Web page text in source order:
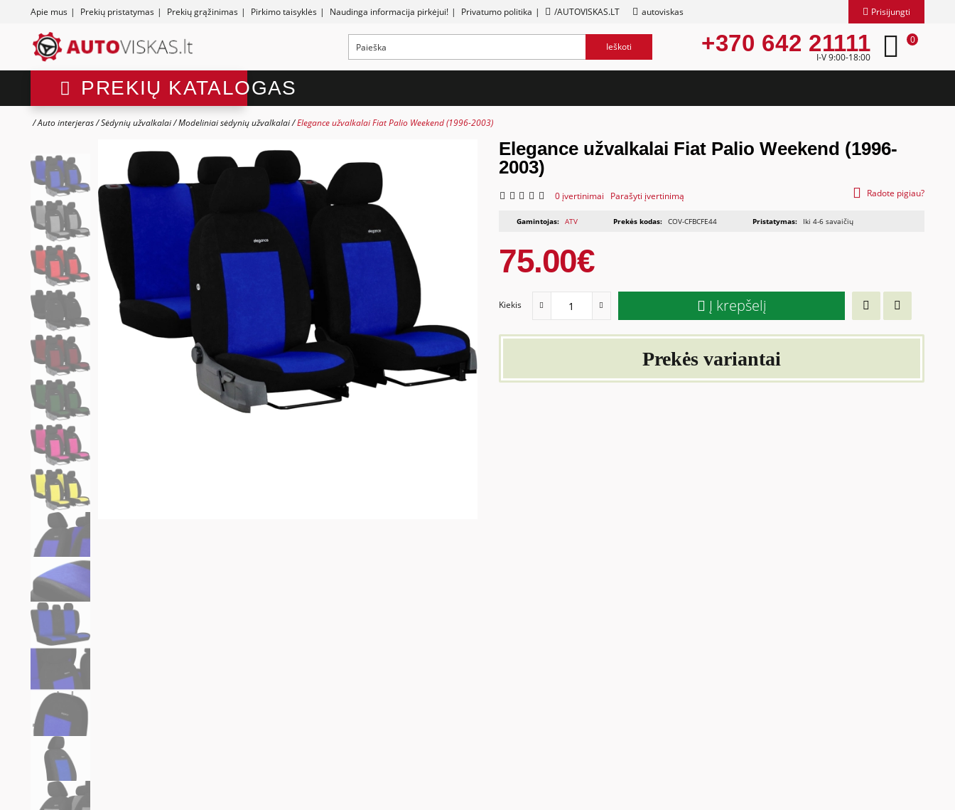
Apie mus | Prekių pristatymas | Prekių grąžinimas | Pirkimo taisyklės | Naudinga informacija pirkėjui! | Privatumo politika | /AUTOVISKAS.LT autoviskas Prisijungti
Ieškoti +370 642 21111
I-V 9:00-18:00
0
PREKIŲ KATALOGAS
Auto interjeras Sėdynių užvalkalai Modeliniai sėdynių užvalkalai Elegance užvalkalai Fiat Palio Weekend (1996-2003)
Elegance užvalkalai Fiat Palio Weekend (1996-
2003)
0 įvertinimai Parašyti įvertinimą Radote pigiau?
Gamintojas: ATV Prekės kodas: COV-CFBCFE44 Pristatymas: Iki 4-6 savaičių
75.00€
Kiekis Į krepšelį
Prekės variantai